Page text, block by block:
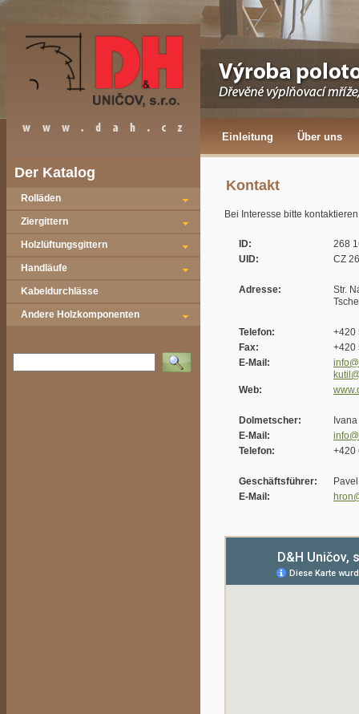
Einleitung Über uns
Der Katalog
Rolläden
Ziergittern
Holzlüftungsgittern
Handläufe
Kabeldurchlässe
Andere Holzkomponenten
Vyhledat
Kontakt
Bei Interesse bitte
ID:
268
UID:
CZ
Adresse:
Str.
Telefon:
+420
Fax:
+420
E-Mail:
Web:
Dolmetscher:
E-Mail:
Telefon:
+420
Geschäftsführer:
E-Mail: